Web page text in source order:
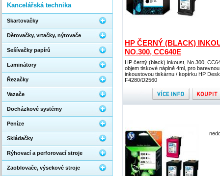
HP ČERNÝ (BLACK)
NO.300, CC640E
HP černý (black) inkoust, No.300,
objem tiskové náplně 4ml, pro barevnou
inkoustovou tiskárnu / kopírku HP
F4280/D2560
Kancelářská technika
Skartovačky
Děrovačky, vrtačky, nýtovače
Sešívačky papírů
Laminátory
Řezačky
Vazače
Docházkové systémy
Peníze
Skládačky
Rýhovací a perforovací stroje
Zaoblovače, výsekové stroje